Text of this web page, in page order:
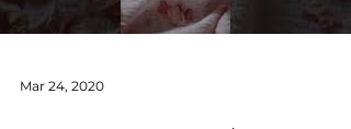
Mar 24, 2020